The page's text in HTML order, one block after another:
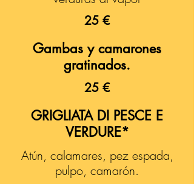
25 €
Gambas y camarones
gratinados.
25 €
GRIGLIATA DI PESCE E
VERDURE*
Atún, calamares, pez espada,
pulpo, camarón.